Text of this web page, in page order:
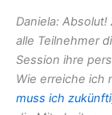
Daniela:
alle Teilnehmer
Session ihre
Wie erreiche ich
muss ich